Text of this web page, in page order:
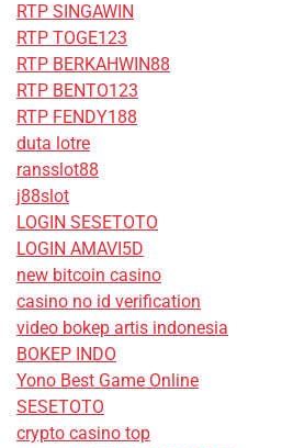
RTP SINGAWIN
RTP TOGE123
RTP BERKAHWIN88
RTP BENTO123
RTP FENDY188
duta lotre
ransslot88
j88slot
LOGIN SESETOTO
LOGIN AMAVI5D
new bitcoin casino
casino no id verification
video bokep artis indonesia
BOKEP INDO
Yono Best Game Online
SESETOTO
crypto casino top